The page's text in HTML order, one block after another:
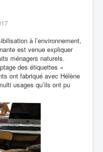
à l’environnement,
est venue expliquer
ménagers naturels.
des étiquettes «
ont fabriqué avec Hélène
usages qu’ils ont pu